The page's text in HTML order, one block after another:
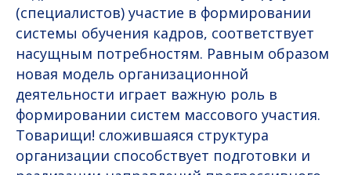
(специалистов) участие в формировании
системы обучения кадров, соответствует
насущным потребностям. Равным образом
новая модель организационной
деятельности играет важную роль в
формировании систем массового участия.
Товарищи! сложившаяся структура
организации способствует подготовки и